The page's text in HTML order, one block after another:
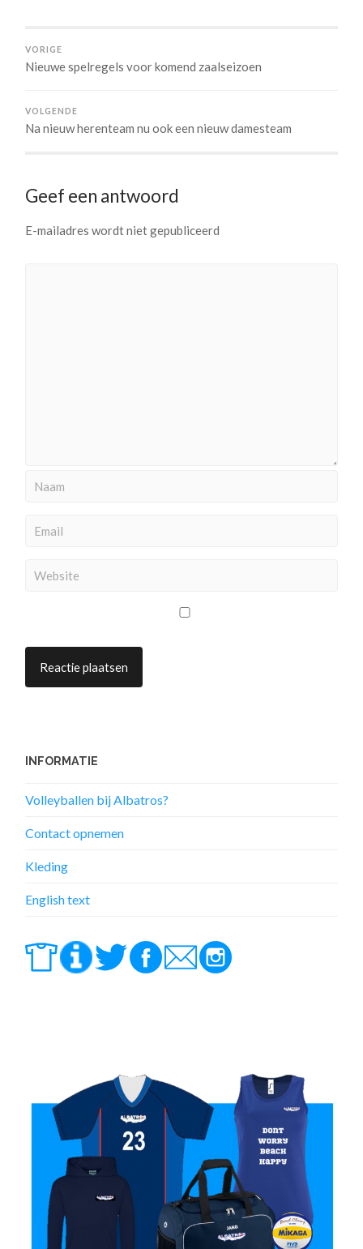
VORIGE
Nieuwe spelregels voor komend zaalseizoen
VOLGENDE
Na nieuw herenteam nu ook een nieuw damesteam
Geef een antwoord
E-mailadres wordt niet gepubliceerd
INFORMATIE
Volleyballen bij Albatros?
Contact opnemen
Kleding
English text